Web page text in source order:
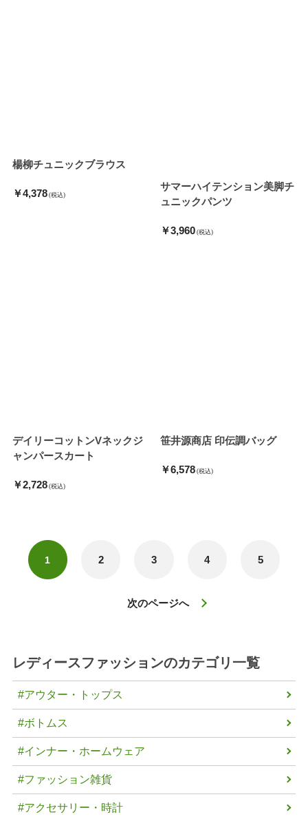
楊柳チュニックブラウス
￥4,378 (税込)
サマーハイテンション美脚チ
ュニックパンツ
￥3,960 (税込)
デイリーコットンVネックジ
ャンパースカート
￥2,728 (税込)
笹井源商店 印伝調バッグ
￥6,578 (税込)
1 2 3 4 5
次のページへ
レディースファッションのカテゴリ一覧
#アウター・トップス
#ボトムス
#インナー・ホームウェア
#ファッション雑貨
#アクセサリー・時計